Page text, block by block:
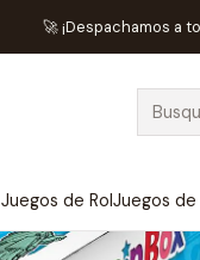
Juegos de RolJuegos de
🚀 ¡Despachamos a
Inicio